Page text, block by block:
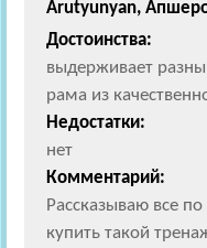
Arutyunyan,
Достоинства:
выдерживает
рама из
Недостатки:
нет
Комментарий:
Рассказываю все
купить такой